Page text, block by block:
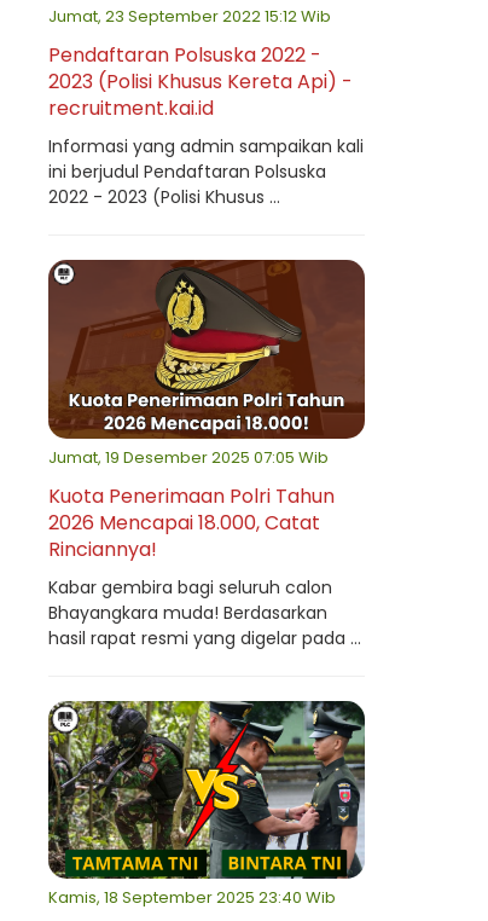
Jumat, 23 September 2022 15:12 Wib
Pendaftaran Polsuska 2022 -
2023 (Polisi Khusus Kereta Api) -
recruitment.kai.id
Informasi yang admin sampaikan kali
ini berjudul Pendaftaran Polsuska
2022 - 2023 (Polisi Khusus ...
Jumat, 19 Desember 2025 07:05 Wib
Kuota Penerimaan Polri Tahun
2026 Mencapai 18.000, Catat
Rinciannya!
Kabar gembira bagi seluruh calon
Bhayangkara muda! Berdasarkan
hasil rapat resmi yang digelar pada ...
Kamis, 18 September 2025 23:40 Wib